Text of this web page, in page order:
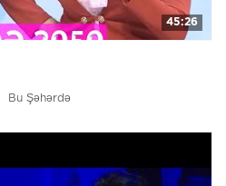
45:26
Bu Şəhərdə